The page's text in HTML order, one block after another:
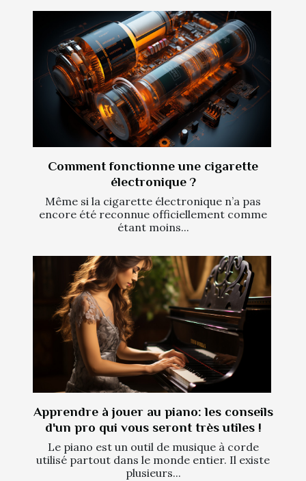
Comment fonctionne une cigarette
électronique ?
Même si la cigarette électronique n’a pas
encore été reconnue officiellement comme
étant moins...
Apprendre à jouer au piano: les conseils
d'un pro qui vous seront très utiles !
Le piano est un outil de musique à corde
utilisé partout dans le monde entier. Il existe
plusieurs...